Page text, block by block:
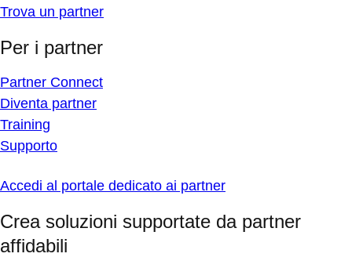
Trova un partner
Per i partner
Partner Connect
Diventa partner
Training
Supporto
Accedi al portale dedicato ai partner
Crea soluzioni supportate da partner
affidabili